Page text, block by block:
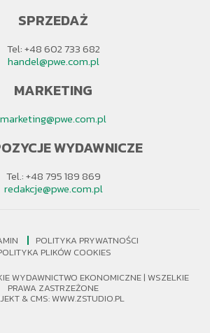
SPRZEDAŻ
Tel: +48 602 733 682
handel@pwe.com.pl
MARKETING
marketing@pwe.com.pl
WYDAWNICZE
Tel.: +48 795 189 869
redakcje@pwe.com.pl
POLITYKA PRYWATNOŚCI
PLIKÓW COOKIES
WYDAWNICTWO EKONOMICZNE | WSZELKIE
PRAWA ZASTRZEŻONE
& CMS:WWW.ZSTUDIO.PL